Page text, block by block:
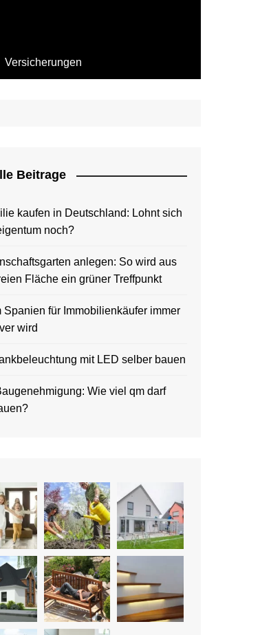
Versicherungen
Beitrage
kaufen in Deutschland: Lohnt sich
noch?
anlegen: So wird aus
Fläche ein grüner Treffpunkt
Spanien für Immobilienkäufer immer
wird
mit LED selber bauen
Wie viel qm darf